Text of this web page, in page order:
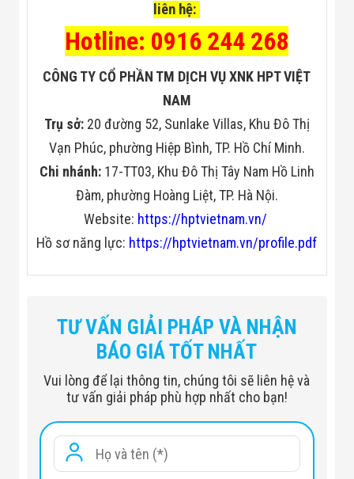
liên hệ:
Hotline: 0916 244 268
CÔNG TY CỔ PHẦN TM DỊCH VỤ XNK HPT VIỆT
NAM
Trụ sở: 20 đường 52, Sunlake Villas, Khu Đô Thị
Vạn Phúc, phường Hiệp Bình, TP. Hồ Chí Minh.
Chi nhánh:17-TT03, Khu Đô Thị Tây Nam Hồ Linh
Đàm, phường Hoàng Liệt, TP. Hà Nội.
Website: https://hptvietnam.vn/
Hồ sơ năng lực: https://hptvietnam.vn/profile.pdf
TƯ VẤN GIẢI PHÁP VÀ NHẬN
BÁO GIÁ TỐT NHẤT
Vui lòng để lại thông tin, chúng tôi sẽ liên hệ và
tư vấn giải pháp phù hợp nhất cho bạn!